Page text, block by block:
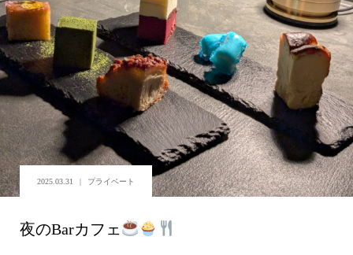
2025.03.31 プライベート
夜のBarカフェ